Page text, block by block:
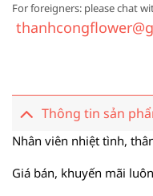
For foreigners: please chat
Thông tin sản
Nhân viên nhiệt tình,
Giá bán, khuyến mãi